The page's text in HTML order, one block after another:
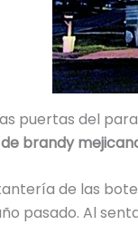
puertas del
brandy
de las
pasado. Al